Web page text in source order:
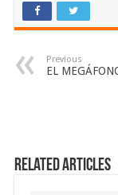
Previous
EL
Related Articles